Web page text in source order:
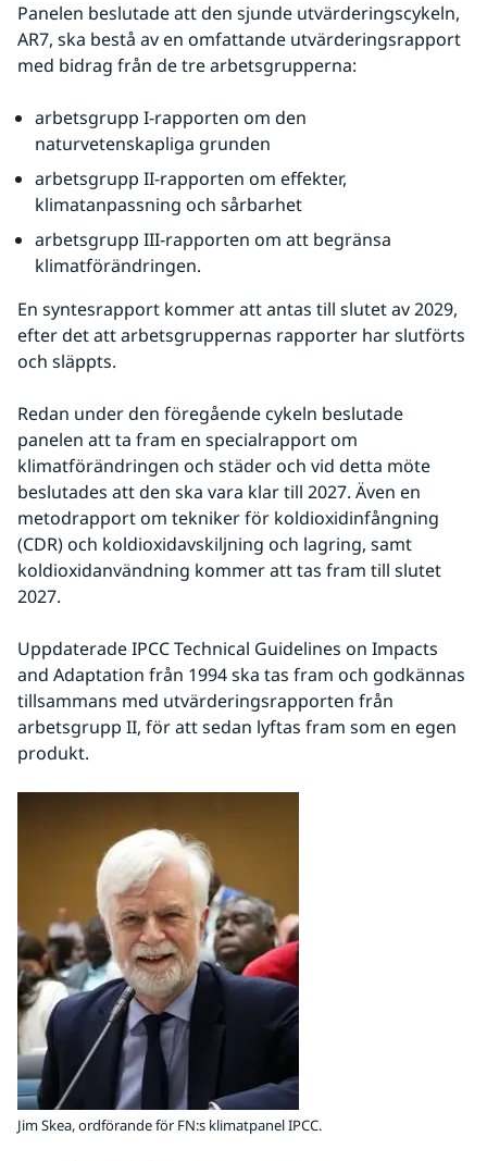
Panelen beslutade att den sjunde utvärderingscykeln,
AR7, ska bestå av en omfattande utvärderingsrapport
med bidrag från de tre arbetsgrupperna:
arbetsgrupp I-rapporten om den
naturvetenskapliga grunden
arbetsgrupp II-rapporten om effekter,
klimatanpassning och sårbarhet
arbetsgrupp III-rapporten om att begränsa
klimatförändringen.
En syntesrapport kommer att antas till slutet av 2029,
efter det att arbetsgruppernas rapporter har slutförts
och släppts.
Redan under den föregående cykeln beslutade
panelen att ta fram en specialrapport om
klimatförändringen och städer och vid detta möte
beslutades att den ska vara klar till 2027. Även en
metodrapport om tekniker för koldioxidinfångning
(CDR) och koldioxidavskiljning och lagring, samt
koldioxidanvändning kommer att tas fram till slutet
2027.
Uppdaterade IPCC Technical Guidelines on Impacts
and Adaptation från 1994 ska tas fram och godkännas
tillsammans med utvärderingsrapporten från
arbetsgrupp II, för att sedan lyftas fram som en egen
produkt.
Jim Skea, ordförande för FN:s klimatpanel IPCC.